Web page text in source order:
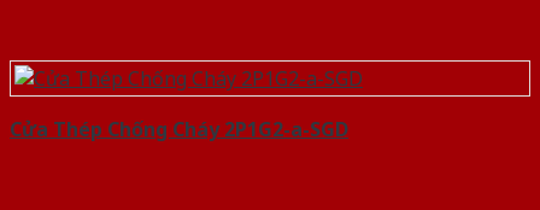
Cửa Thép Chống Cháy 2P1G2-a-SGD